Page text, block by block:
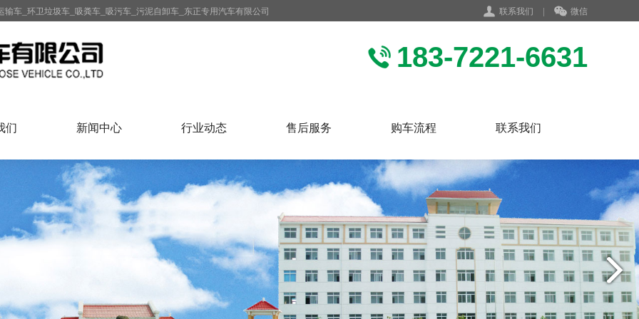
联系我们 | 微信
车_环卫垃圾车_吸粪车_吸污车_污泥自卸车_东正专用汽车有限公司
183-7221-6631
们 新闻中心 行业动态 售后服务 购车流程 联系我们